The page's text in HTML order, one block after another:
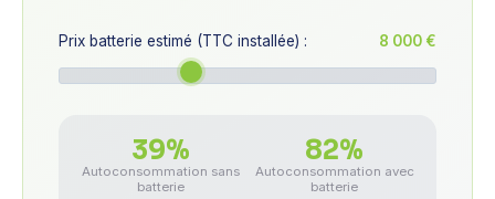
Prix batterie estimé (TTC installée) : 8 000 €
39%
Autoconsommation sans
batterie
82%
Autoconsommation avec
batterie